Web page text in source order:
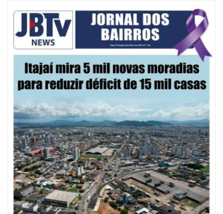
07/08/2026 | 10:15
Defesa Civil de Itajaí e Univali ampliam monitoramento das marés com
novo marégrafo
NAVEGANTES